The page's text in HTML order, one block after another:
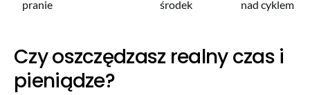
pranie
środek
nad cyklem
Czy oszczędzasz realny czas i
pieniądze?